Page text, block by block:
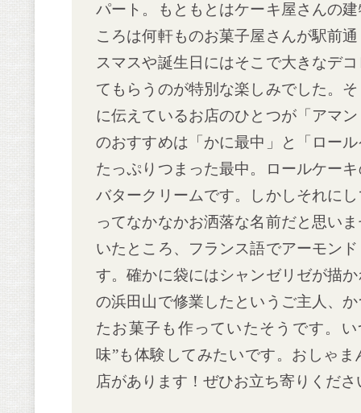
パート。もともとはケーキ屋さんの
ころは何軒ものお菓子屋さんが駅前
スマスや誕生日にはそこで大きなデ
てもらうのが特別な楽しみでした。
に伝えているお店のひとつが「アマ
のおすすめは「かに最中」と「ロー
たっぷりつまった最中。ロールケー
バタークリームです。しかしそれに
ってなかなかお洒落な名前だと思い
いたところ、フランス語でアーモン
す。確かに袋にはシャンゼリゼが描
の浜田山で修業したというご主人、
たお菓子も作っていたそうです。
味”も体験してみたいです。おしゃ
店があります！ぜひお立ち寄りくださ